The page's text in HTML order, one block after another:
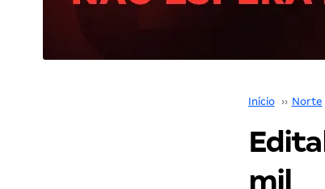
Início ›› Norte
mil